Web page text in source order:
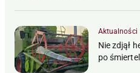
Aktualności
Nie zdjął
po